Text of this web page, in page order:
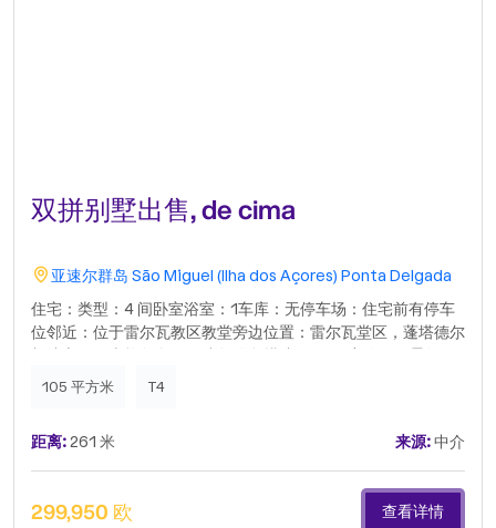
双拼别墅出售, de cima
亚速尔群岛 São Miguel (Ilha dos Açores) Ponta Delgada
住宅：类型：4 间卧室浴室：1车库：无停车场：住宅前有停车
位邻近：位于雷尔瓦教区教堂旁边位置：雷尔瓦堂区，蓬塔德尔
的雷尔瓦堂区，在蓬塔德尔加达市，圣米格尔岛，亚速尔群岛。
可欣赏到教区的壮丽景色，让您在放松身心的同时欣赏亚速尔群
岛的美丽景色。住宅位于雷尔瓦教区教堂旁边，这是一个亮点，
赋予住宅特殊的个性，并且靠近当地服务设施，非常便利。土
地：面积为 3080 平方米的平坦土地，位于住宅后面，可从房屋
105 平方米 T4
距离:261 米 来源:中介
299,950 欧 查看详情